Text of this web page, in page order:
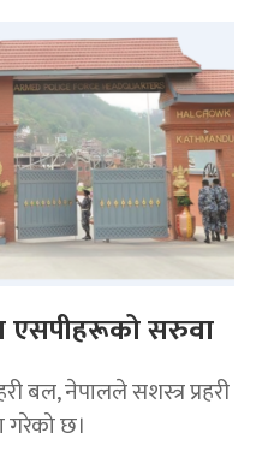
एसपीहरूको सरुवा
बल, नेपालले सशस्त्र प्रहरी
छ।